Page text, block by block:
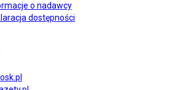
o nadawcy
dostępności